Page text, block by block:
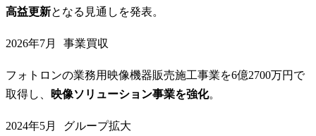
高益更新となる見通しを発表。
2026年7月 事業買収
フォトロンの業務用映像機器販売施工事業を6億2700万円で
取得し、
映像ソリューション事業を強化。
2024年5月 グループ拡大